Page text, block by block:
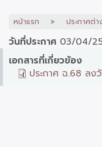
หน้าแรก ประกาศต่า
วันที่ประกาศ 03/04/
เอกสารที่เกี่ยวข้อง
ประกาศ ฉ.68 ล